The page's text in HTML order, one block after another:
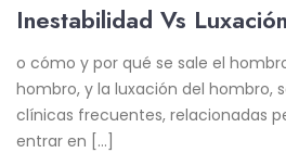
Inestabilidad Vs
o cómo y por qué se sale el
hombro, y la luxación del hombro,
clínicas frecuentes, relacionadas
entrar en […]